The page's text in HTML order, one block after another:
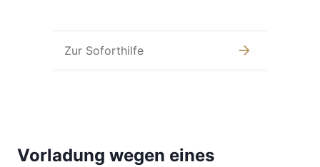
Zur Soforthilfe
Vorladung wegen eines